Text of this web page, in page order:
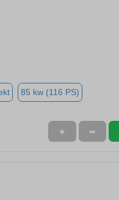
85 kw (116 PS)
★ ➦